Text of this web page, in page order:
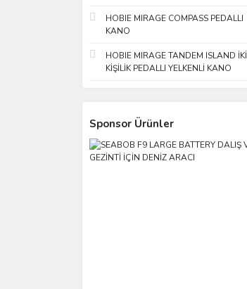
HOBIE MIRAGE COMPASS PEDALLI
KANO
HOBIE MIRAGE TANDEM ISLAND İKİ
KİŞİLİK PEDALLI YELKENLİ KANO
Sponsor Ürünler